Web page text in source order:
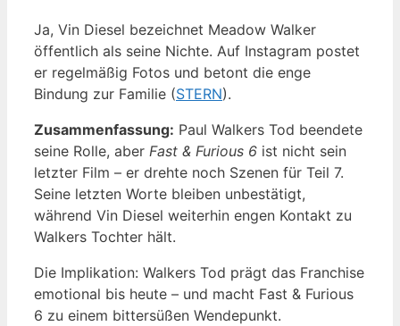
Ja, Vin Diesel bezeichnet Meadow Walker
öffentlich als seine Nichte. Auf Instagram postet
er regelmäßig Fotos und betont die enge
Bindung zur Familie (STERN).
Zusammenfassung: Paul Walkers Tod beendete
seine Rolle, aber Fast & Furious 6 ist nicht sein
letzter Film – er drehte noch Szenen für Teil 7.
Seine letzten Worte bleiben unbestätigt,
während Vin Diesel weiterhin engen Kontakt zu
Walkers Tochter hält.
Die Implikation: Walkers Tod prägt das Franchise
emotional bis heute – und macht Fast & Furious
6 zu einem bittersüßen Wendepunkt.